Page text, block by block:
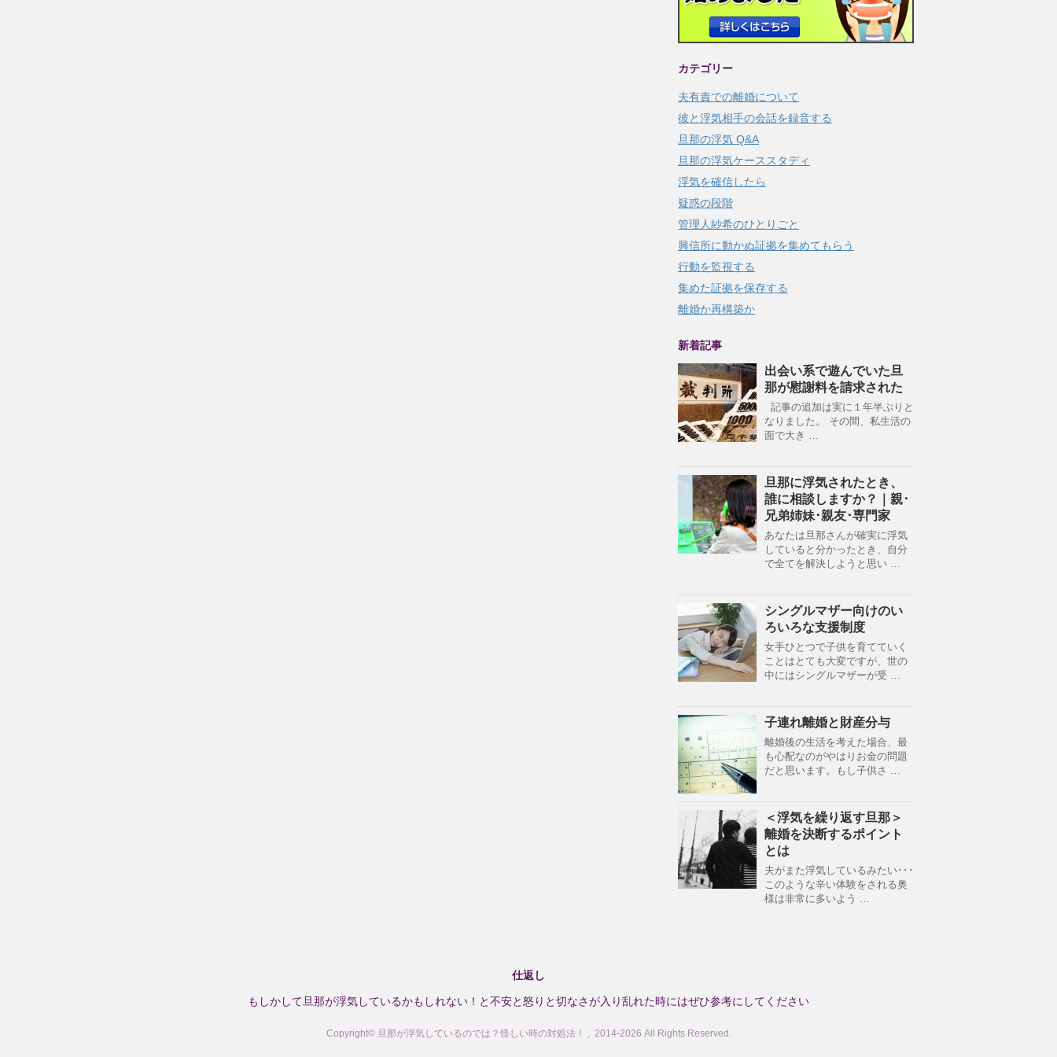
カテゴリー
夫有責での離婚について
彼と浮気相手の会話を録音する
旦那の浮気 Q&A
旦那の浮気ケーススタディ
浮気を確信したら
疑惑の段階
管理人紗希のひとりごと
興信所に動かぬ証拠を集めてもらう
行動を監視する
集めた証拠を保存する
離婚か再構築か
新着記事
出会い系で遊んでいた旦
那が慰謝料を請求された
記事の追加は実に１年半ぶりと
なりました。 その間、私生活の
面で大き …
旦那に浮気されたとき、
誰に相談しますか？｜親･
兄弟姉妹･親友･専門家
あなたは旦那さんが確実に浮気
していると分かったとき、自分
で全てを解決しようと思い …
シングルマザー向けのい
ろいろな支援制度
女手ひとつで子供を育てていく
ことはとても大変ですが、世の
中にはシングルマザーが受 …
子連れ離婚と財産分与
離婚後の生活を考えた場合、最
も心配なのがやはりお金の問題
だと思います。もし子供さ …
＜浮気を繰り返す旦那＞
離婚を決断するポイント
とは
夫がまた浮気しているみたい･･･
このような辛い体験をされる奥
様は非常に多いよう …
仕返し
もしかして旦那が浮気しているかもしれない！と不安と怒りと切なさが入り乱れた時にはぜひ参考にしてください
Copyright© 旦那が浮気しているのでは？怪しい時の対処法！ , 2014-2026 All Rights Reserved.